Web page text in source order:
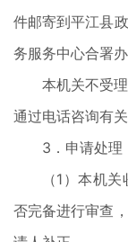
件邮寄到平江县
务服务中心合署办
本机关不受
通过电话咨询有
3．申请处理
（1）本机
否完备进行审查